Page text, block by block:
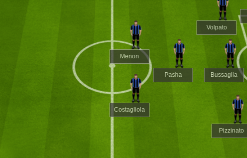
Volpato
Bussaglia
Pizzinato
Pasha
Menon
Costagliola